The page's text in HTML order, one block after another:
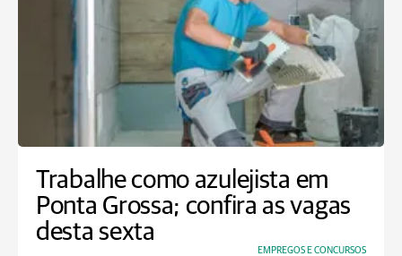
Trabalhe como azulejista em
Ponta Grossa; confira as vagas
desta sexta
EMPREGOS E CONCURSOS